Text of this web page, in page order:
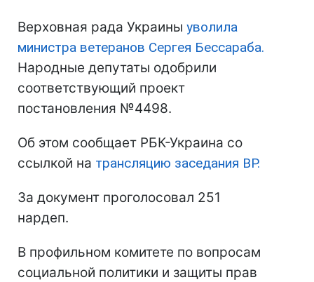
Верховная рада Украины уволила
министра ветеранов Сергея Бессараба.
Народные депутаты одобрили
соответствующий проект
постановления №4498.
Об этом сообщает РБК-Украина со
ссылкой на трансляцию заседания ВР.
За документ проголосовал 251
нардеп.
В профильном комитете по вопросам
социальной политики и защиты прав